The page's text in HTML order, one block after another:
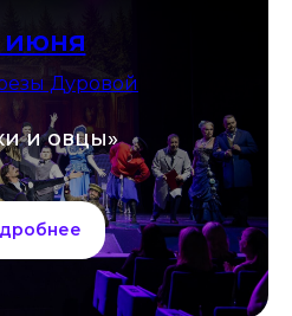
июня
Дуровой
и овцы»